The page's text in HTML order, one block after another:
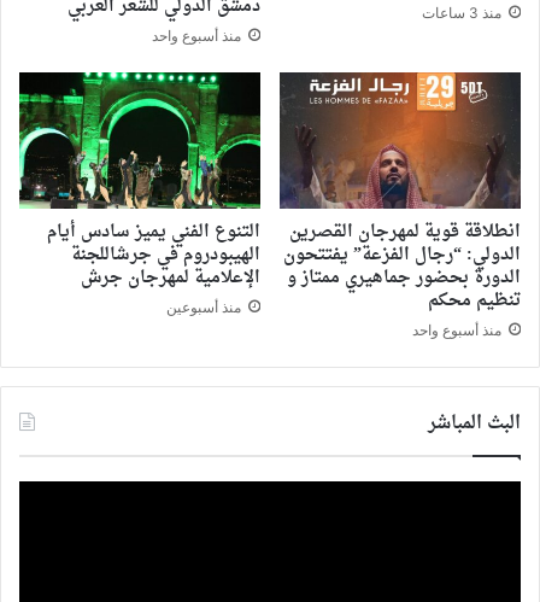
منذ 3 ساعات دمشق الدولي للشعر العربي
منذ أسبوع واحد
انطلاقة قوية لمهرجان القصرين
الدولي: “رجال الفزعة” يفتتحون
الدورة بحضور جماهيري ممتاز و
تنظيم محكم
منذ أسبوع واحد
التنوع الفني يميز سادس أيام
الهيبودروم في جرشاللجنة
الإعلامية لمهرجان جرش
منذ أسبوعين
البث المباشر